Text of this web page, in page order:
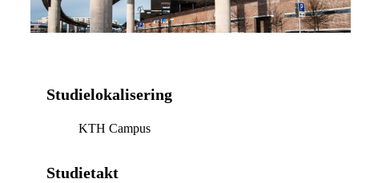
Studielokalisering
KTH Campus
Studietakt